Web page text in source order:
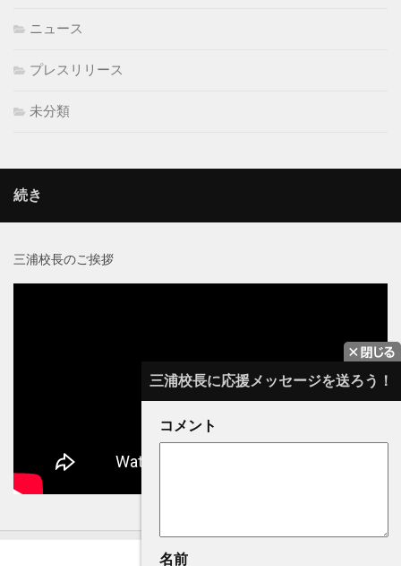
ニュース
プレスリリース
未分類
続き
三浦校長のご挨拶
三浦校長に応援メッセージを送ろう！
コメント
名前